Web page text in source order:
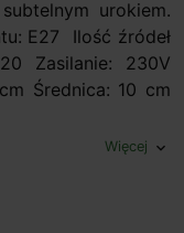
urokiem.
E27 Ilość źródeł
Zasilanie: 230V
Średnica: 10 cm
Więcej expand_more